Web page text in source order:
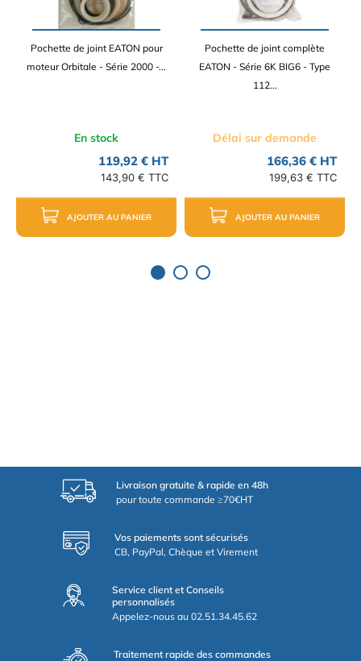
Pochette de joint EATON pour
moteur Orbitale - Série 2000 -...
En stock
119,92 € HT
143,90 € TTC
AJOUTER AU PANIER
Pochette de joint complète
EATON - Série 6K BIG6 - Type
112...
Délai sur demande
166,36 € HT
199,63 € TTC
AJOUTER AU PANIER
Livraison gratuite & rapide en 48h
pour toute commande ≥70€HT
Vos paiements sont sécurisés
CB, PayPal, Chèque et Virement
Service client et Conseils
personnalisés
Appelez-nous au 02.51.34.45.62
Traitement rapide des commandes